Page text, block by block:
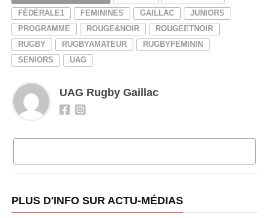
FÉDÉRALE1
FEMININES GAILLAC
JUNIORS
PROGRAMME
ROUGE&NOIR
ROUGEETNOIR
RUGBY
RUGBYAMATEUR
RUGBYFEMININ
SENIORS
UAG
UAG Rugby Gaillac
PLUS D'INFO SUR ACTU-MÉDIAS